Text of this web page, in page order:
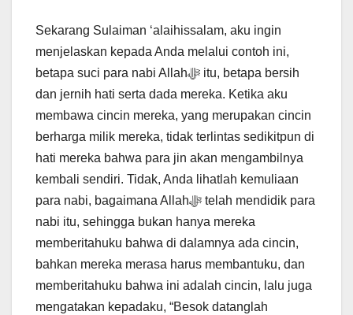
Sekarang Sulaiman ‘alaihissalam, aku ingin
menjelaskan kepada Anda melalui contoh ini,
betapa suci para nabi Allahﷻ itu, betapa bersih
dan jernih hati serta dada mereka. Ketika aku
membawa cincin mereka, yang merupakan cincin
berharga milik mereka, tidak terlintas sedikitpun di
hati mereka bahwa para jin akan mengambilnya
kembali sendiri. Tidak, Anda lihatlah kemuliaan
para nabi, bagaimana Allahﷻ telah mendidik para
nabi itu, sehingga bukan hanya mereka
memberitahuku bahwa di dalamnya ada cincin,
bahkan mereka merasa harus membantuku, dan
memberitahuku bahwa ini adalah cincin, lalu juga
mengatakan kepadaku, “Besok datanglah